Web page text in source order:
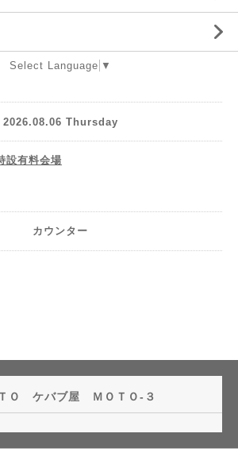
Select Language ▼
2026.08.06 Thursday
有料会場
カウンター
Ｏ ケバブ屋 ＭＯＴＯ-３